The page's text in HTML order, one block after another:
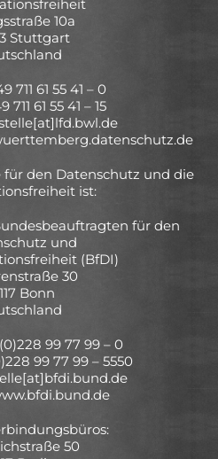
10a
Stuttgart
711 61 55 41 – 0
711 61 55 41 – 15
den Datenschutz und die
ist:
für den
und
(BfDI)
30
Bonn
99 77 99 – 0
99 77 99 – 5550
50